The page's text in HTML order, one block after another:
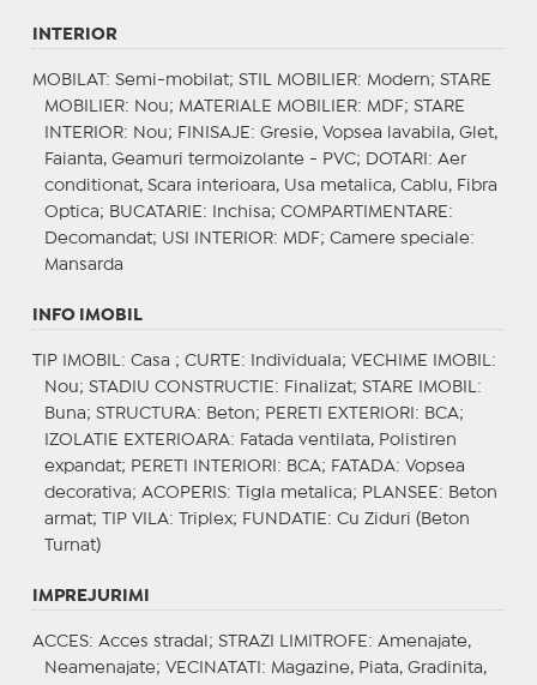
INTERIOR
MOBILAT : Semi-mobilat; STIL MOBILIER: Modern; STARE
MOBILIER: Nou; MATERIALE MOBILIER: MDF; STARE
INTERIOR: Nou; FINISAJE : Gresie, Vopsea lavabila, Glet,
Faianta, Geamuri termoizolante - PVC;
DOTARI : Aer
conditionat, Scara interioara, Usa metalica, Cablu, Fibra
Optica; BUCATARIE : Inchisa; COMPARTIMENTARE :
Decomandat; USI INTERIOR: MDF; Camere speciale:
Mansarda
INFO IMOBIL
TIP IMOBIL : Casa ; CURTE : Individuala; VECHIME IMOBIL :
Nou; STADIU CONSTRUCTIE : Finalizat; STARE IMOBIL :
Buna; STRUCTURA: Beton; PERETI EXTERIORI : BCA;
IZOLATIE EXTERIOARA: Fatada ventilata, Polistiren
expandat; PERETI INTERIORI : BCA; FATADA: Vopsea
decorativa; ACOPERIS: Tigla metalica; PLANSEE : Beton
armat;
TIP VILA: Triplex; FUNDATIE : Cu Ziduri (Beton
Turnat)
IMPREJURIMI
ACCES: Acces stradal; STRAZI LIMITROFE : Amenajate,
Neamenajate; VECINATATI : Magazine, Piata, Gradinita,